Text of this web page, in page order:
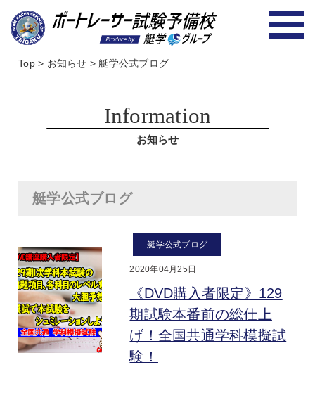
Top> お知らせ >艇学公式ブログ
Information
お知らせ
艇学公式ブログ
艇学公式ブログ
2020年04月25日
《DVD購入者限定》129
期試験本番前の総仕上
げ！全国共通学科模擬試
験！